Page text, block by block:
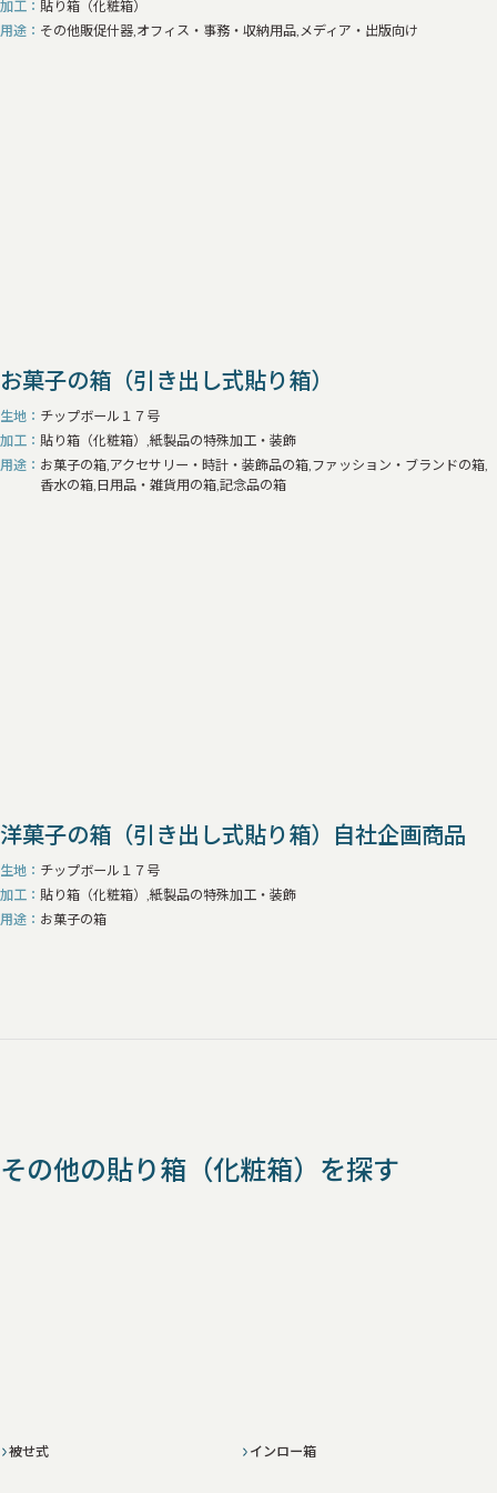
加工
貼り箱（化粧箱）
用途
その他販促什器,オフィス・事務・収納用品,メディア・出版向け
お菓子の箱（引き出し式貼り箱）
生地
チップボール１７号
加工
貼り箱（化粧箱）,紙製品の特殊加工・装飾
用途
お菓子の箱,アクセサリー・時計・装飾品の箱,ファッション・ブランドの箱,
香水の箱,日用品・雑貨用の箱,記念品の箱
洋菓子の箱（引き出し式貼り箱）自社企画商品
生地
チップボール１７号
加工
貼り箱（化粧箱）,紙製品の特殊加工・装飾
用途
お菓子の箱
その他の貼り箱（化粧箱）を探す
被せ式 インロー箱